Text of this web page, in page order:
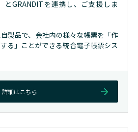
とGRANDITを連携し、ご支援しま
製品で、会社内の様々な帳票を「作
る」ことができる統合電子帳票シス
詳細はこちら